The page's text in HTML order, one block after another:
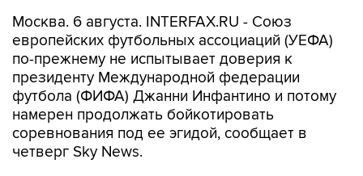
Москва. 6 августа. INTERFAX.RU - Союз
европейских футбольных ассоциаций (УЕФА)
по-прежнему не испытывает доверия к
президенту Международной федерации
футбола (ФИФА) Джанни Инфантино и потому
намерен продолжать бойкотировать
соревнования под ее эгидой, сообщает в
четверг Sky News.